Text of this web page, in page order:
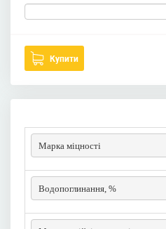
Купити
Марка міцності
Водопоглинання, %